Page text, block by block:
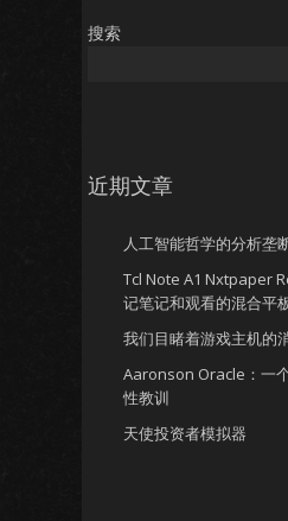
搜索
近期文章
人工智能哲学的分析垄
Tcl Note A1 Nxtpaper
记笔记和观看的混合平
我们目睹着游戏主机的消
Aaronson Oracle：一
性教训
天使投资者模拟器